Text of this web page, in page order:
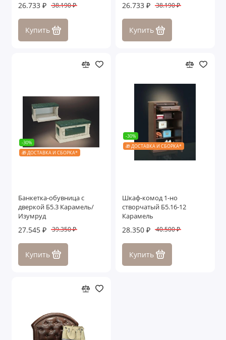
26.733 ₽ 38.190 ₽
Купить
26.733 ₽ 38.190 ₽
Купить
-30%
🎁 ДОСТАВКА И СБОРКА*
Банкетка-обувница с
дверкой Б5.3 Карамель/
Изумруд
27.545 ₽ 39.350 ₽
Купить
-30%
🎁 ДОСТАВКА И СБОРКА*
Шкаф-комод 1-но
створчатый Б5.16-12
Карамель
28.350 ₽ 40.500 ₽
Купить